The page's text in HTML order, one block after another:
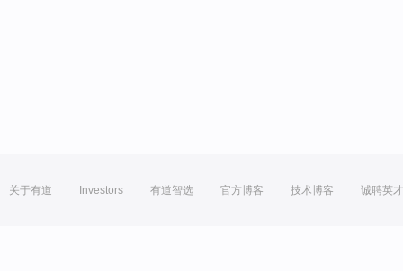
关于有道 Investors 有道智选 官方博客 技术博客 诚聘英才